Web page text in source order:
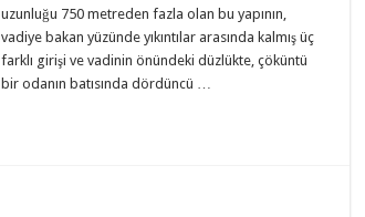
uzunluğu 750 metreden fazla olan bu yapının,
vadiye bakan yüzünde yıkıntılar arasında kalmış üç
farklı girişi ve vadinin önündeki düzlükte, çöküntü
bir odanın batısında dördüncü …